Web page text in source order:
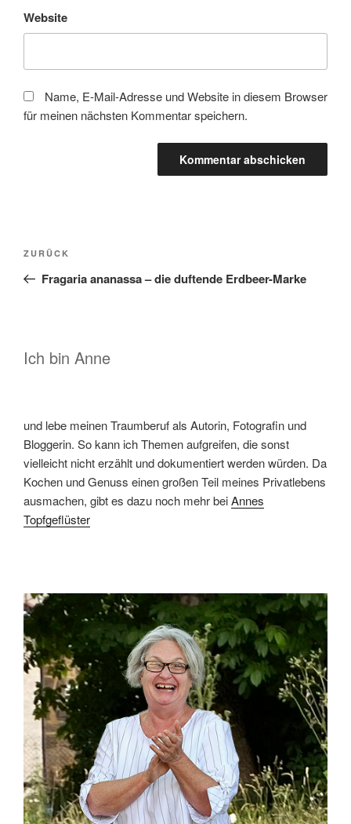
Website
Name, E-Mail-Adresse und Website in diesem Browser
für meinen nächsten Kommentar speichern.
Beitragsnavigation
Vorheriger
Beitrag
ZURÜCK
Fragaria ananassa – die duftende Erdbeer-Marke
Ich bin Anne
und lebe meinen Traumberuf als Autorin, Fotografin und
Bloggerin. So kann ich Themen aufgreifen, die sonst
vielleicht nicht erzählt und dokumentiert werden würden. Da
Kochen und Genuss einen großen Teil meines Privatlebens
ausmachen, gibt es dazu noch mehr beiAnnes
Topfgeflüster